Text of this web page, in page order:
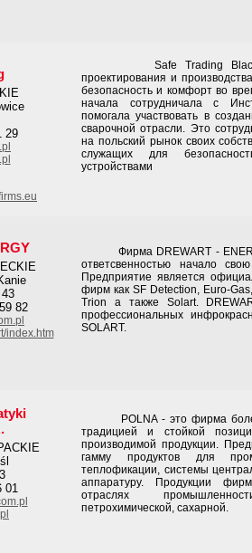
29
Safe Trading
проектирования и
безопасность и комфорт во
начала сотрудничала с
помогала участвовать в
сварочной отрасли. Это
на польский рынок своих
служащих для
устройствами
82
index.htm
Фирма DREWART -
ответсвенностью начало
Предприятие является
фирм как SF Detection, Euro-
Trion а также Solart.
профессиональных
SOLART.
01
POLNA - это фирма более
традицией и стойкой
производимой продукции.
гамму продуктов для
теплофикации, системы
аппаратуру. Продукции
отраслях
петрохимической, сахарной.